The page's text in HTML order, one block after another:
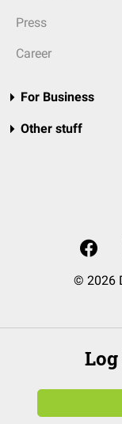
Press
Career
For Business
Other stuff
© 2026